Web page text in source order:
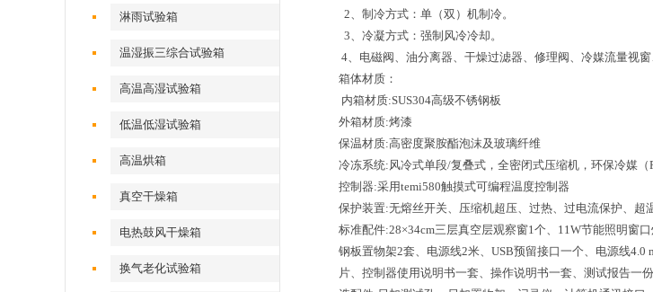
淋雨试验箱
温湿振三综合试验箱
高温高湿试验箱
低温低湿试验箱
高温烘箱
真空干燥箱
电热鼓风干燥箱
换气老化试验箱
2、制冷方式：单（双）机制冷。
3、冷凝方式：强制风冷冷却。
4、电磁阀、油分离器、干燥过滤器、修理阀、冷媒流量视窗
箱体材质：
内箱材质:SUS304高级不锈钢板
外箱材质:烤漆
保温材质:高密度聚胺酯泡沫及玻璃纤维
冷冻系统:风冷式单段/复叠式，全密闭式压缩机，环保冷媒（
控制器:采用temi580触摸式可编程温度控制器
保护装置:无熔丝开关、压缩机超压、过热、过电流保护、
标准配件:28×34cm三层真空层观察窗1个、11W节能照明窗
钢板置物架2套、电源线2米、USB预留接口一个、电源线
片、控制器使用说明书一套、操作说明书一套、测试报告一份